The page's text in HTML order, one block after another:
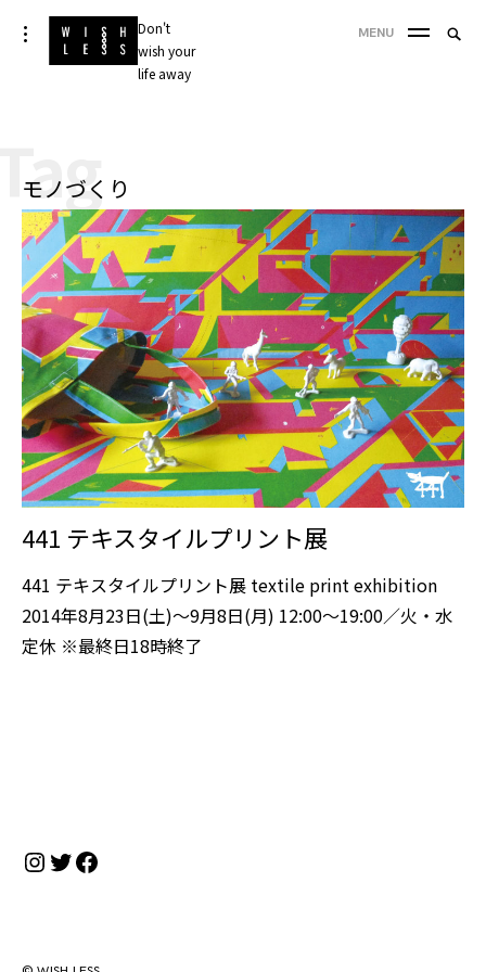
Skip
to
Don't
wish your
life away
toggle
open/close
sidebar
MENU
モノづくり
441 テキスタイルプリント展
441 テキスタイルプリント展 textile print exhibition
2014年8月23日(土)～9月8日(月) 12:00～19:00／火・水
定休 ※最終日18時終了
Instagram
Twitter
Facebook